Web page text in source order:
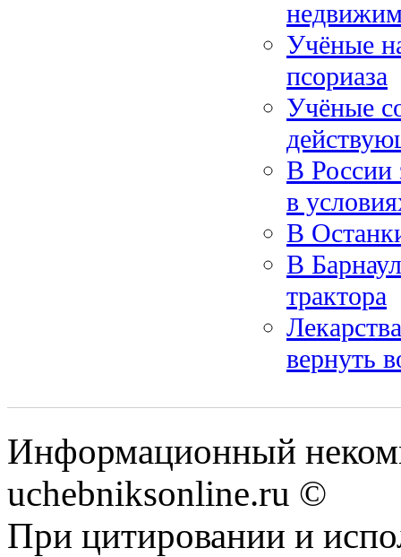
Учёные
псориаза
Учёные
В России
в
В
В
трактора
вернуть
Информационный
uchebniksonline.ru ©
При цитировании и